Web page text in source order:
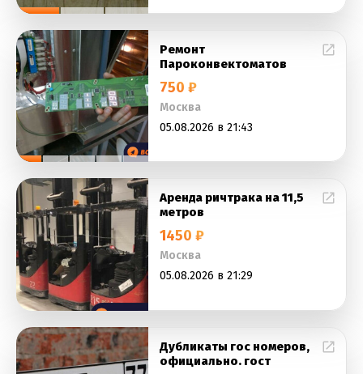
Ремонт
Пароконвектоматов
750 ₽
Москва
05.08.2026 в 21:43
Аренда ричтрака на 11,5
метров
1450 ₽
Москва
05.08.2026 в 21:29
Дубликаты гос номеров,
официально. гост